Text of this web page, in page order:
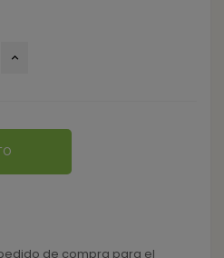
de compra para el